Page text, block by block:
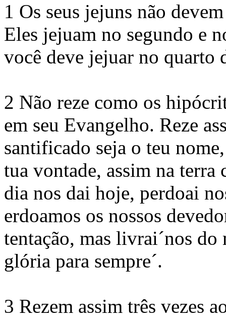
1 Os seus jejuns não
Eles jejuam no segundo e
você deve jejuar no quarto
2 Não reze como os
em seu Evangelho. Reze
santificado seja o teu
tua vontade, assim na terra
dia nos dai hoje, perdoai
erdoamos os nossos
tentação, mas livrai´nos
glória para sempre´.
3 Rezem assim três vezes